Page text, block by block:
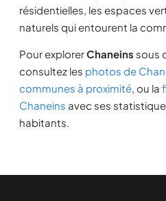
résidentielles, les espaces
naturels qui entourent la
Pour explorerChaneins sous
consultez les photos de
communes à proximité, ou la
Chaneins avec ses
habitants.